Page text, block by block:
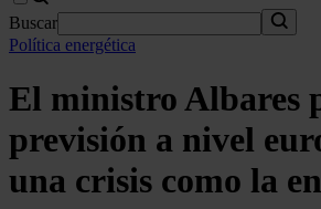
Buscar
Política energética
El ministro Albares
previsión a nivel
una crisis como la